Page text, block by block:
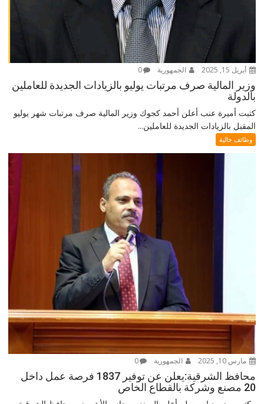
أبريل 15, 2025 الجمهورية 0
وزير المالية صرف مرتبات يوليو بالزيادات الجديدة للعاملين
بالدولة
كتبت أميرة عنب أعلن أحمد كجوك وزير المالية صرف مرتبات شهر يوليو
المقبل بالزيادات الجديدة للعاملين...
وظائف خالية
مارس 10, 2025 الجمهورية 0
محافظ الشرقية:يعلن عن توفير 1837 فرصة عمل داخل
20 مصنع وشركة بالقطاع الخاص